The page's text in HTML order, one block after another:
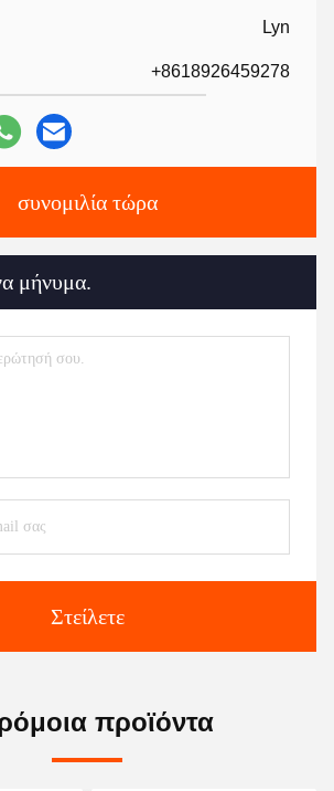
Lyn
+8618926459278
συνομιλία τώρα
μήνυμα.
Στείλετε
προϊόντα